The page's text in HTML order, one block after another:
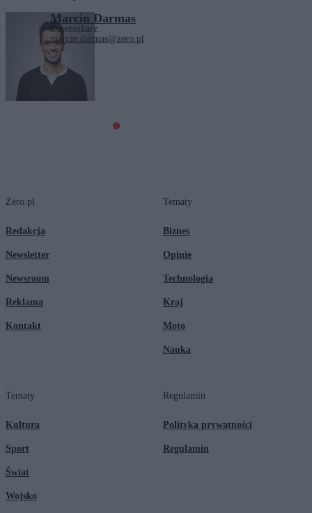
Marcin Darmas
Dziennikarz
marcin.darmas@zero.pl
Tagi: Francja
Zero.pl
Redakcja
Newsletter
Newsroom
Reklama
Kontakt
Tematy
Biznes
Opinie
Technologia
Kraj
Moto
Nauka
Tematy
Kultura
Sport
Świat
Wojsko
Regulamin
Polityka prywatności
Regulamin